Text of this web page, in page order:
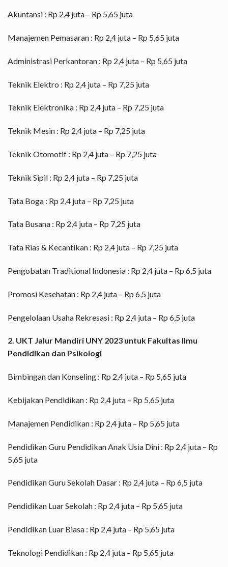
Akuntansi : Rp 2,4 juta – Rp 5,65 juta
Manajemen Pemasaran : Rp 2,4 juta – Rp 5,65 juta
Administrasi Perkantoran : Rp 2,4 juta – Rp 5,65 juta
Teknik Elektro : Rp 2,4 juta – Rp 7,25 juta
Teknik Elektronika : Rp 2,4 juta – Rp 7,25 juta
Teknik Mesin : Rp 2,4 juta – Rp 7,25 juta
Teknik Otomotif : Rp 2,4 juta – Rp 7,25 juta
Teknik Sipil : Rp 2,4 juta – Rp 7,25 juta
Tata Boga : Rp 2,4 juta – Rp 7,25 juta
Tata Busana : Rp 2,4 juta – Rp 7,25 juta
Tata Rias & Kecantikan : Rp 2,4 juta – Rp 7,25 juta
Pengobatan Traditional Indonesia : Rp 2,4 juta – Rp 6,5 juta
Promosi Kesehatan : Rp 2,4 juta – Rp 6,5 juta
Pengelolaan Usaha Rekresasi : Rp 2,4 juta – Rp 6,5 juta
2. UKT Jalur Mandiri UNY 2023 untuk Fakultas Ilmu
Pendidikan dan Psikologi
Bimbingan dan Konseling : Rp 2,4 juta – Rp 5,65 juta
Kebijakan Pendidikan : Rp 2,4 juta – Rp 5,65 juta
Manajemen Pendidikan : Rp 2,4 juta – Rp 5,65 juta
Pendidikan Guru Pendidikan Anak Usia Dini : Rp 2,4 juta – Rp
5,65 juta
Pendidikan Guru Sekolah Dasar : Rp 2,4 juta – Rp 6,5 juta
Pendidikan Luar Sekolah : Rp 2,4 juta – Rp 5,65 juta
Pendidikan Luar Biasa : Rp 2,4 juta – Rp 5,65 juta
Teknologi Pendidikan : Rp 2,4 juta – Rp 5,65 juta